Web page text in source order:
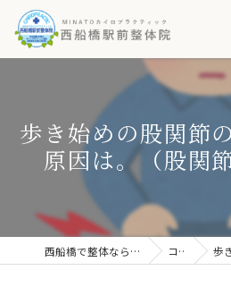
歩き始めの股関節
原因は。（股関
西船橋で整体なら西船橋駅前整体院 コラム 歩き